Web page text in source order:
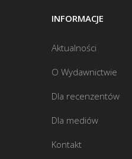
INFORMACJE
Aktualności
O Wydawnictwie
Dla recenzentów
Dla mediów
Kontakt